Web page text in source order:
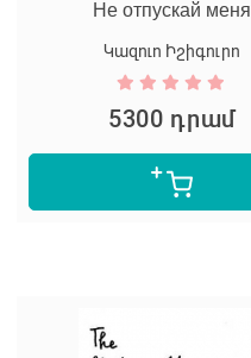
Не отпускай меня
Կազուո Իշիգուրո
5300 դրամ